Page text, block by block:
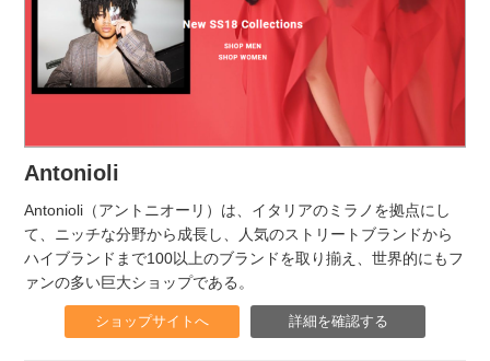
Antonioli
Antonioli（アントニオーリ）は、イタリアのミラノを拠点にし
て、ニッチな分野から成長し、人気のストリートブランドから
ハイブランドまで100以上のブランドを取り揃え、世界的にもフ
ァンの多い巨大ショップである。
ショップサイトへ 詳細を確認する